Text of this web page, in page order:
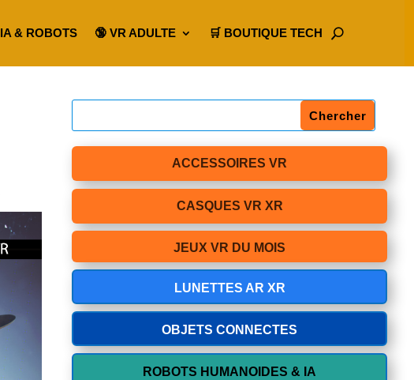
IA & ROBOTS 🔞 VR ADULTE 🛒 BOUTIQUE TECH
ACCESSOIRES VR
CASQUES VR XR
JEUX VR DU MOIS
LUNETTES AR XR
OBJETS CONNECTES
ROBOTS HUMANOIDES & IA